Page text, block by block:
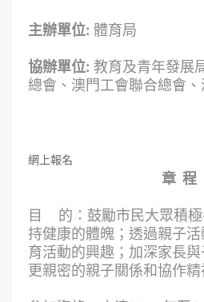
主辦單位: 體育局
協辦單位: 教育及青年發展
總會、澳門工會聯合總會
網上報名
章 程
目 的：鼓勵市民大眾積極
持健康的體魄；透過親子
育活動的興趣；加深家長
更親密的親子關係和協作精